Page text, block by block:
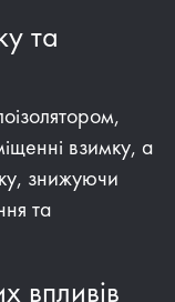
та
взимку, а
знижуючи
та
впливів